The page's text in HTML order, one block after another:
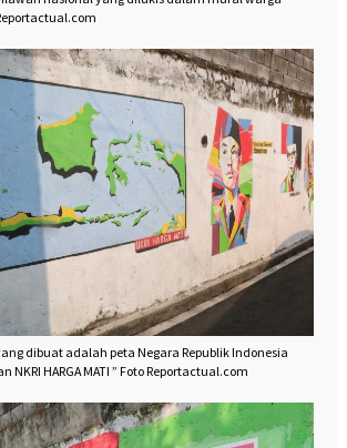
dibuat adalah peta Negara Republik Indonesia
NKRI HARGA MATI ” Foto Reportactual.com